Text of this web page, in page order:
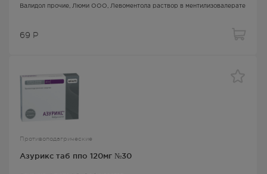
Валидол прочие, Люми ООО, Левоментола раствор в ментилизовалерате
69 Р
Противоподагрические
Азурикс таб ппо 120мг №30